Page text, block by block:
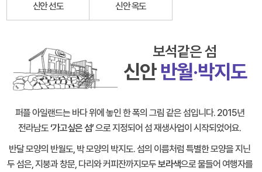
신안 선도 신안 옥도
보석같은 섬
신안반월·박지도
퍼플 아일랜드는 바다 위에 놓인 한 폭의 그림 같은 섬입니다.2015년
전라남도‘가고싶은 섬’으로 지정되어 섬 재생사업이 시작되었어요.
반달 모양의 반월도, 박 모양의 박지도.섬의 이름처럼 특별한 모양을 지닌
두 섬은,지붕과 창문, 다리와 커피잔까지모두보라색으로 물들어 여행자를